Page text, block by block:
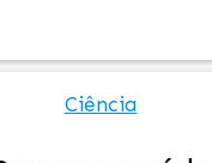
Ciência